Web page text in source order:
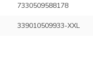
7330509588178
339010509933-XXL